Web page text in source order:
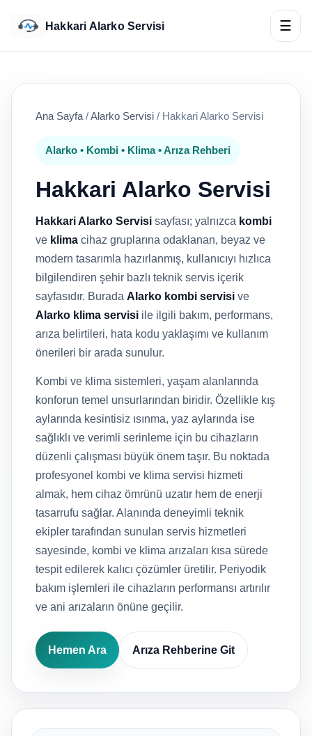
Hakkari Alarko Servisi ☰
Ana Sayfa /Alarko Servisi / Hakkari Alarko Servisi
Alarko • Kombi • Klima • Arıza Rehberi
Hakkari Alarko Servisi
Hakkari Alarko Servisi sayfası; yalnızca kombi
ve klima cihaz gruplarına odaklanan, beyaz ve
modern tasarımla hazırlanmış, kullanıcıyı hızlıca
bilgilendiren şehir bazlı teknik servis içerik
sayfasıdır. Burada Alarko kombi servisi ve
Alarko klima servisi ile ilgili bakım, performans,
arıza belirtileri, hata kodu yaklaşımı ve kullanım
önerileri bir arada sunulur.
Kombi ve klima sistemleri, yaşam alanlarında
konforun temel unsurlarından biridir. Özellikle kış
aylarında kesintisiz ısınma, yaz aylarında ise
sağlıklı ve verimli serinleme için bu cihazların
düzenli çalışması büyük önem taşır. Bu noktada
profesyonel kombi ve klima servisi hizmeti
almak, hem cihaz ömrünü uzatır hem de enerji
tasarrufu sağlar. Alanında deneyimli teknik
ekipler tarafından sunulan servis hizmetleri
sayesinde, kombi ve klima arızaları kısa sürede
tespit edilerek kalıcı çözümler üretilir. Periyodik
bakım işlemleri ile cihazların performansı artırılır
ve ani arızaların önüne geçilir.
Hemen Ara Arıza Rehberine Git